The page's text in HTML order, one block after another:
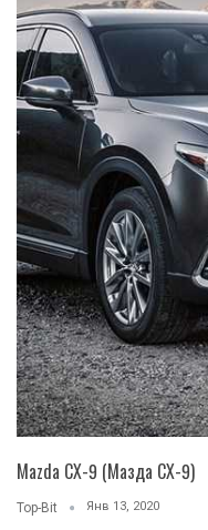
Mazda CX-9 (Мазда СХ-9)
Top-Bit Янв 13, 2020